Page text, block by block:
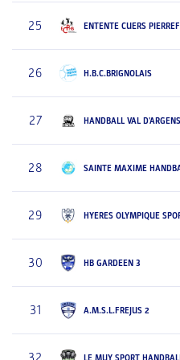
25 ENTENTE CUERS
26 H.B.C.BRIGNOLAIS
27 HANDBALL VAL
28 SAINTE MAXIME
29 HYERES OLYMPIQUE
30 HB GARDEEN 3
31 A.M.S.L.FREJUS 2
LE MUY SPORT